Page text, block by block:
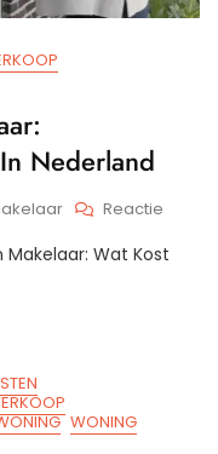
Nederland
Reactie
Kosten
Makelaar: Wat Kost
WONING